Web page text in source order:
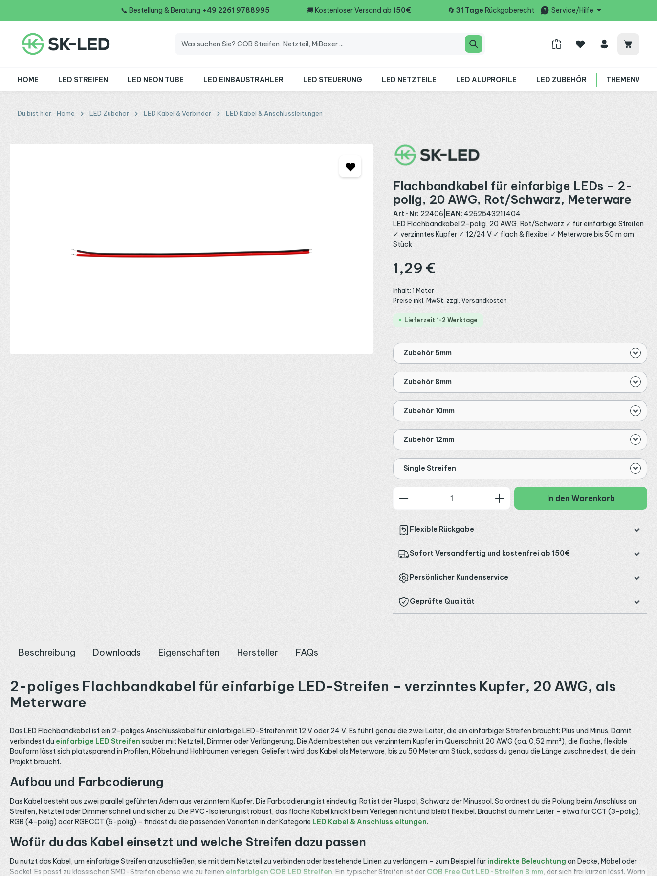
📞 Bestellung & Beratung +49 2261 9788995 🚚 Kostenloser Versand ab 150€ 🔄 31 Tage Rückgaberecht Service/Hilfe
HOME LED STREIFEN LED NEON TUBE LED EINBAUSTRAHLER LED STEUERUNG LED NETZTEILE LED ALUPROFILE LED ZUBEHÖR
Du bist hier: Home LED Zubehör LED Kabel & Verbinder LED Kabel & Anschlussleitungen
Flachbandkabel für einfarbige LEDs – 2-
polig, 20 AWG, Rot/Schwarz, Meterware
Art-Nr: 22406 EAN: 4262543211404
LED Flachbandkabel 2-polig, 20 AWG, Rot/Schwarz ✓ für einfarbige Streifen
✓ verzinntes Kupfer ✓ 12/24 V ✓ flach & flexibel ✓ Meterware bis 50 m am
Stück
Regulärer Preis:
1,29 €
Inhalt: 1 Meter
Preise inkl. MwSt. zzgl. Versandkosten
Lieferzeit 1-2 Werktage
Zubehör 5mm
Zubehör 8mm
Zubehör 10mm
Zubehör 12mm
Single Streifen
Produkt Anzahl: Gib den gewünschten Wert
In den Warenkorb
Flexible Rückgabe
Sofort Versandfertig und kostenfrei ab 150€
Persönlicher Kundenservice
Geprüfte Qualität
Beschreibung Downloads Eigenschaften Hersteller FAQs
2-poliges Flachbandkabel für einfarbige LED-Streifen – verzinntes Kupfer, 20 AWG, als
Meterware
Das LED Flachbandkabel ist ein 2-poliges Anschlusskabel für einfarbige LED-Streifen mit 12 V oder 24 V. Es führt genau die zwei Leiter, die ein einfarbiger Streifen braucht: Plus und Minus. Damit
verbindest du einfarbige LED Streifen sauber mit Netzteil, Dimmer oder Verlängerung. Die Adern bestehen aus verzinntem Kupfer im Querschnitt 20 AWG (ca. 0,52 mm²), die flache, flexible
Bauform lässt sich platzsparend in Profilen, Möbeln und Hohlräumen verlegen. Geliefert wird das Kabel als Meterware, bis zu 50 Meter am Stück, sodass du genau die Länge zuschneidest, die dein
Projekt braucht.
Aufbau und Farbcodierung
Das Kabel besteht aus zwei parallel geführten Adern aus verzinntem Kupfer. Die Farbcodierung ist eindeutig: Rot ist der Pluspol, Schwarz der Minuspol. So ordnest du die Polung beim Anschluss an
Streifen, Netzteil oder Dimmer schnell und sicher zu. Die PVC-Isolierung ist robust, das flache Kabel knickt beim Verlegen nicht und bleibt flexibel. Brauchst du mehr Leiter – etwa für CCT (3-polig),
RGB (4-polig) oder RGBCCT (6-polig) – findest du die passenden Varianten in der Kategorie LED Kabel & Anschlussleitungen.
Wofür du das Kabel einsetzt und welche Streifen dazu passen
Du nutzt das Kabel, um einfarbige Streifen anzuschließen, sie mit dem Netzteil zu verbinden oder bestehende Linien zu verlängern – zum Beispiel für indirekte Beleuchtung an Decke, Möbel oder
Sockel. Es passt zu klassischen SMD-Streifen ebenso wie zu feinen einfarbigen COB LED Streifen. Ein typischer Streifen ist der COB Free Cut LED-Streifen 8 mm, der sich frei kürzen lässt. Worin